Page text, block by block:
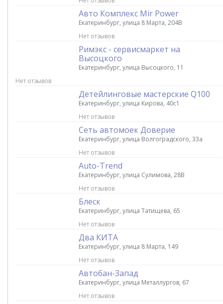
Авто Комплекс Mir Power
Екатеринбург, улица 8 Марта, 204В
Нет отзывов
Римэкс - сервисмаркет на
Высоцкого
Екатеринбург, улица Высоцкого, 11
Нет отзывов
Детейлинговые мастерские Q100
Екатеринбург, улица Кирова, 40с1
Нет отзывов
Сеть автомоек Доверие
Екатеринбург, улица Волгоградского, 33а
Нет отзывов
Auto-Trend
Екатеринбург, улица Сулимова, 28В
Нет отзывов
Блеск
Екатеринбург, улица Татищева, 65
Нет отзывов
Два КИТА
Екатеринбург, улица 8 Марта, 149
Нет отзывов
Автобан-Запад
Екатеринбург, улица Металлургов, 67
Нет отзывов